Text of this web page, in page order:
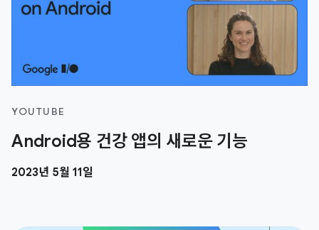
YOUTUBE
Android용 건강 앱의 새로운 기능
2023년 5월 11일